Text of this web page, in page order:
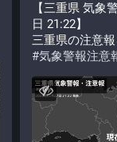
【三重県 気象
日 21:22】
三重県の注意報
#気象警報注意